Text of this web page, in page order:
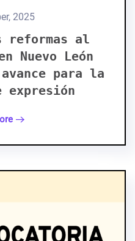
2025
reformas al
Nuevo León
para la